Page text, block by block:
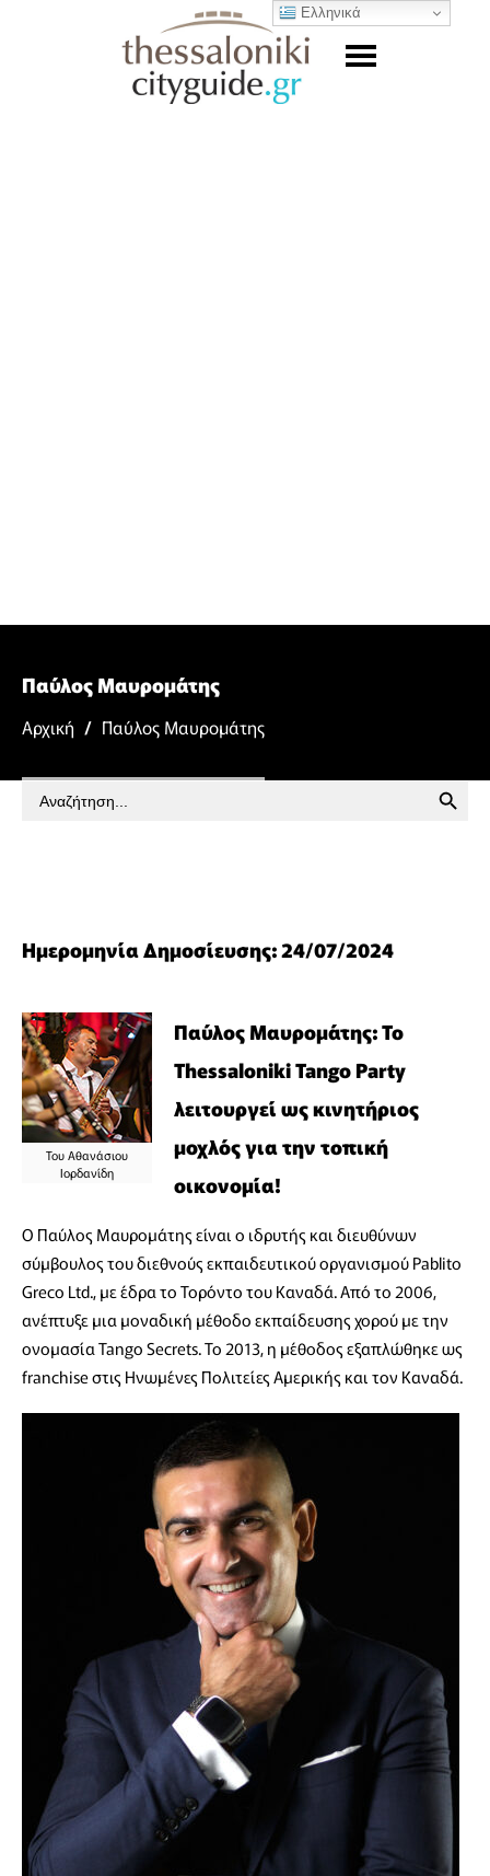
Παύλος Μαυρομάτης
Αρχική / Παύλος Μαυρομάτης
Search
for:
SEARCH BUTTON
Ημερομηνία Δημοσίευσης: 24/07/2024
Του Αθανάσιου
Ιορδανίδη
Παύλος Μαυρομάτης: Το
Thessaloniki Tango Party
λειτουργεί ως κινητήριος
μοχλός για την τοπική
οικονομία!
Ο Παύλος Μαυρομάτης είναι ο ιδρυτής και διευθύνων
σύμβουλος του διεθνούς εκπαιδευτικού οργανισμού Pablito
Greco Ltd., με έδρα το Τορόντο του Καναδά. Από το 2006,
ανέπτυξε μια μοναδική μέθοδο εκπαίδευσης χορού με την
ονομασία Tango Secrets. Το 2013, η μέθοδος εξαπλώθηκε ως
franchise στις Ηνωμένες Πολιτείες Αμερικής και τον Καναδά.
Ελληνικά